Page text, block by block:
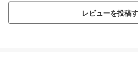
レビューを投稿